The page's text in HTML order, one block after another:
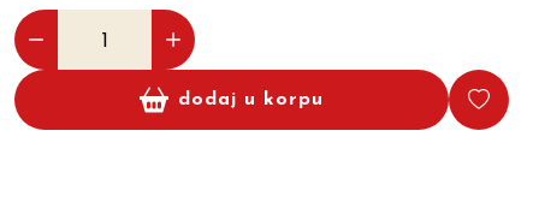
dodaj u korpu